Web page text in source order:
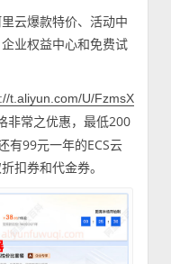
云爆款特价、活动中
业权益中心和免费试
t.aliyun.com/U/FzmsX
非常之优惠，最低200
有99元一年的ECS云
扣券和代金券。